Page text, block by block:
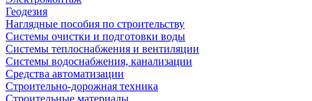
Геодезия
Наглядные пособия по строительству
Системы очистки и подготовки воды
Системы теплоснабжения и вентиляции
Системы водоснабжения, канализации
Средства автоматизации
Строительно-дорожная техника
Строительные материалы